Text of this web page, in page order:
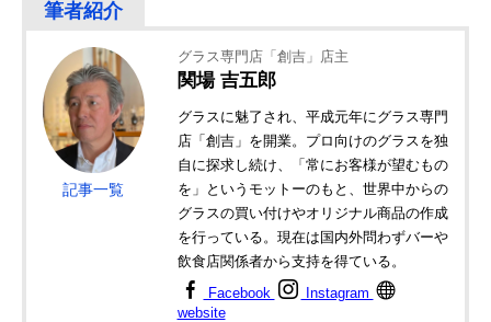
記事一覧
グラス専門店「創吉」店主
関場 吉五郎
グラスに魅了され、平成元年にグラス専門
店「創吉」を開業。プロ向けのグラスを独
自に探求し続け、「常にお客様が望むもの
を」というモットーのもと、世界中からの
グラスの買い付けやオリジナル商品の作成
を行っている。現在は国内外問わずバーや
飲食店関係者から支持を得ている。
Facebook
Instagram
website